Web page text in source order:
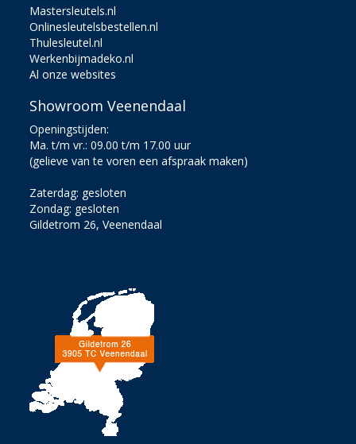
Mastersleutels.nl
Onlinesleutelsbestellen.nl
Thulesleutel.nl
Werkenbijmadeko.nl
Al onze websites
Showroom Veenendaal
Openingstijden:
Ma. t/m vr.: 09.00 t/m 17.00 uur
(gelieve van te voren een afspraak maken)
Zaterdag: gesloten
Zondag: gesloten
Gildetrom 26, Veenendaal